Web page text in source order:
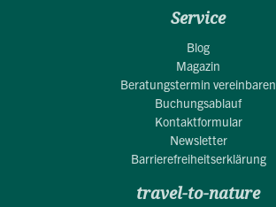
Service
Blog
Magazin
Beratungstermin vereinbaren
Buchungsablauf
Kontaktformular
Newsletter
Barrierefreiheitserklärung
travel-to-nature